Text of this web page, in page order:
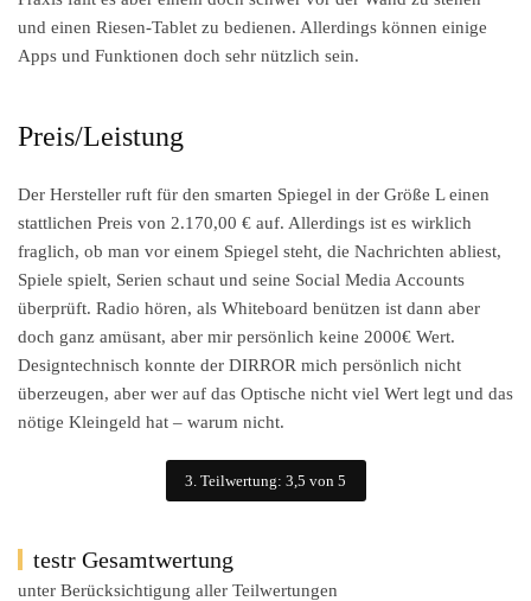
und einen Riesen-Tablet zu bedienen. Allerdings können einige
Apps und Funktionen doch sehr nützlich sein.
Preis/Leistung
Der Hersteller ruft für den smarten Spiegel in der Größe L einen
stattlichen Preis von 2.170,00 € auf. Allerdings ist es wirklich
fraglich, ob man vor einem Spiegel steht, die Nachrichten abliest,
Spiele spielt, Serien schaut und seine Social Media Accounts
überprüft. Radio hören, als Whiteboard benützen ist dann aber
doch ganz amüsant, aber mir persönlich keine 2000€ Wert.
Designtechnisch konnte der DIRROR mich persönlich nicht
überzeugen, aber wer auf das Optische nicht viel Wert legt und das
nötige Kleingeld hat – warum nicht.
3. Teilwertung: 3,5 von 5
testr Gesamtwertung
unter Berücksichtigung aller Teilwertungen